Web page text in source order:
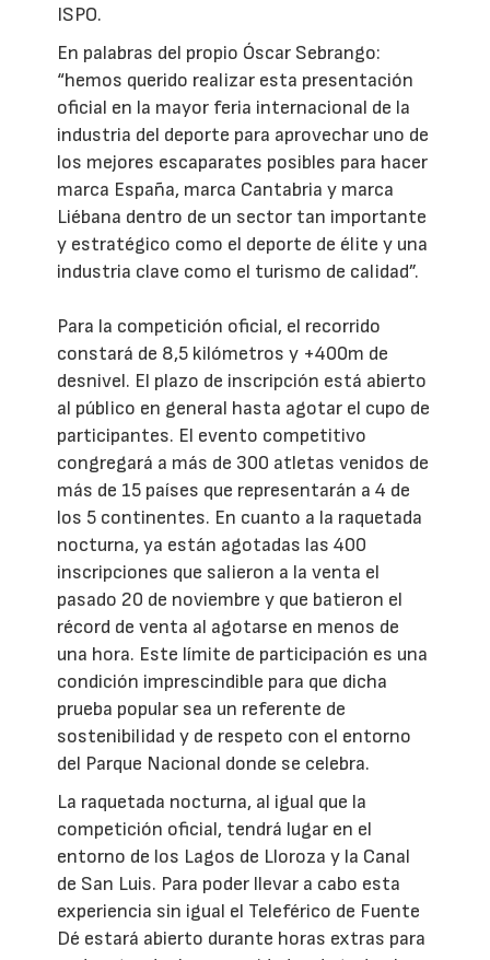
ISPO.
En palabras del propio Óscar Sebrango:
“hemos querido realizar esta presentación
oficial en la mayor feria internacional de la
industria del deporte para aprovechar uno de
los mejores escaparates posibles para hacer
marca España, marca Cantabria y marca
Liébana dentro de un sector tan importante
y estratégico como el deporte de élite y una
industria clave como el turismo de calidad”.
Para la competición oficial, el recorrido
constará de 8,5 kilómetros y +400m de
desnivel. El plazo de inscripción está abierto
al público en general hasta agotar el cupo de
participantes. El evento competitivo
congregará a más de 300 atletas venidos de
más de 15 países que representarán a 4 de
los 5 continentes. En cuanto a la raquetada
nocturna, ya están agotadas las 400
inscripciones que salieron a la venta el
pasado 20 de noviembre y que batieron el
récord de venta al agotarse en menos de
una hora. Este límite de participación es una
condición imprescindible para que dicha
prueba popular sea un referente de
sostenibilidad y de respeto con el entorno
del Parque Nacional donde se celebra.
La raquetada nocturna, al igual que la
competición oficial, tendrá lugar en el
entorno de los Lagos de Lloroza y la Canal
de San Luis. Para poder llevar a cabo esta
experiencia sin igual el Teleférico de Fuente
Dé estará abierto durante horas extras para